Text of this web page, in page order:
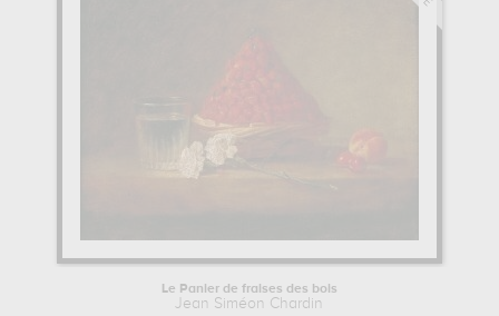
Le Panier de fraises des bois
Jean Siméon Chardin